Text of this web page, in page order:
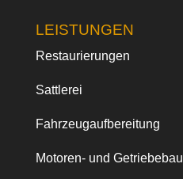
LEISTUNGEN
Restaurierungen
Sattlerei
Fahrzeugaufbereitung
Motoren- und Getriebebau